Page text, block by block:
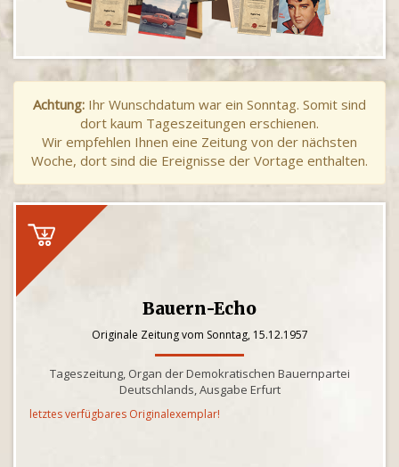
Achtung: Ihr Wunschdatum war ein Sonntag. Somit sind
dort kaum Tageszeitungen erschienen.
Wir empfehlen Ihnen eine Zeitung von der nächsten
Woche, dort sind die Ereignisse der Vortage enthalten.
Bauern-Echo
Originale Zeitung vom Sonntag, 15.12.1957
Tageszeitung, Organ der Demokratischen Bauernpartei
Deutschlands, Ausgabe Erfurt
letztes verfügbares Originalexemplar!